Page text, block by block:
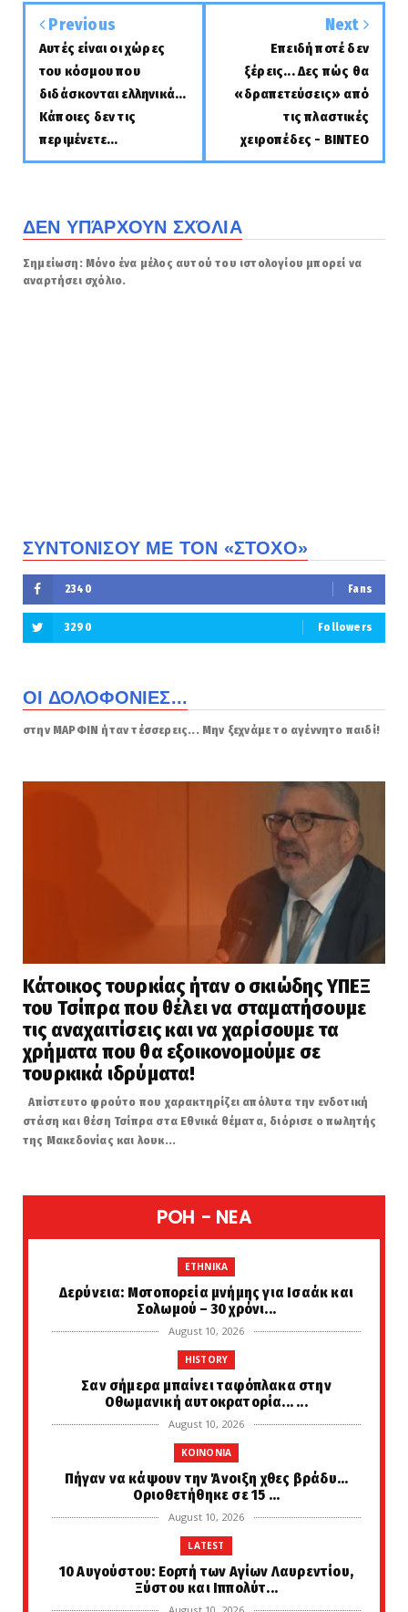
Previous
Αυτές είναι οι χώρες
του κόσμου που
διδάσκονται ελληνικά...
Κάποιες δεν τις
περιμένετε...
Next
Επειδή ποτέ δεν
ξέρεις... Δες πώς θα
«δραπετεύσεις» από
τις πλαστικές
χειροπέδες - ΒΙΝΤΕΟ
ΔΕΝ ΥΠΆΡΧΟΥΝ ΣΧΌΛΙΑ
Σημείωση: Μόνο ένα μέλος αυτού του ιστολογίου μπορεί να
αναρτήσει σχόλιο.
ΣΥΝΤΟΝΙΣΟΥ ΜΕ ΤΟΝ «ΣΤΟΧΟ»
2340 Fans
3290 Followers
ΟΙ ΔΟΛΟΦΟΝΙΕΣ...
στην ΜΑΡΦΙΝ ήταν τέσσερεις... Μην ξεχνάμε το αγέννητο παιδί!
Κάτοικος τουρκίας ήταν ο σκιώδης ΥΠΕΞ
του Τσίπρα που θέλει να σταματήσουμε
τις αναχαιτίσεις και να χαρίσουμε τα
χρήματα που θα εξοικονομούμε σε
τουρκικά ιδρύματα!
Απίστευτο φρούτο που χαρακτηρίζει απόλυτα την ενδοτική
στάση και θέση Τσίπρα στα Εθνικά θέματα, διόρισε ο πωλητής
της Μακεδονίας και λουκ...
POH - NEA
ETHNIKA
Δερύνεια: Μοτοπορεία μνήμης για Ισαάκ και
Σολωμού – 30 χρόνι...
August 10, 2026
HISTORY
Σαν σήμερα μπαίνει ταφόπλακα στην
Οθωμανική αυτοκρατορία... ...
August 10, 2026
KOINONIA
Πήγαν να κάψουν την Άνοιξη χθες βράδυ...
Οριοθετήθηκε σε 15 ...
August 10, 2026
LATEST
10 Αυγούστου: Εορτή των Αγίων Λαυρεντίου,
Ξύστου και Ιππολύτ...